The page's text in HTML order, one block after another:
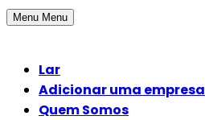
Menu Menu
Lar
Adicionar uma empresa
Quem Somos